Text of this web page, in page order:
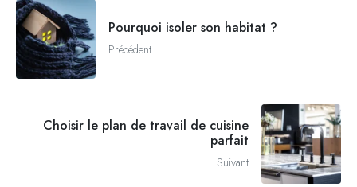
Pourquoi isoler son habitat ?
Précédent
Choisir le plan de travail de cuisine
parfait
Suivant